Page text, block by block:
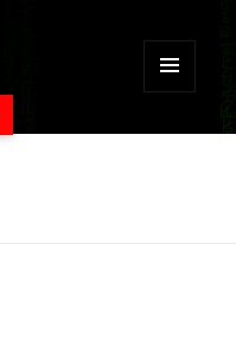
MENÜ
WIDGETS